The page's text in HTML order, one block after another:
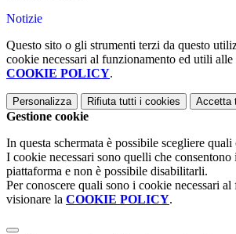
Notizie
Questo sito o gli strumenti terzi da questo
cookie necessari al funzionamento ed utili
COOKIE POLICY.
Personalizza Rifiuta tutti i cookies Accetta
Gestione cookie
In questa schermata è possibile scegliere
I cookie necessari sono quelli che
piattaforma e non è possibile disabilitarli.
Per conoscere quali sono i cookie necessari
visionare la COOKIE POLICY.